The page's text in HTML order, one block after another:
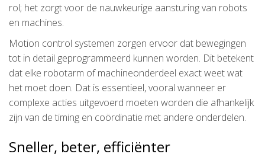
rol; het zorgt voor de nauwkeurige aansturing van robots
en machines.
Motion control systemen zorgen ervoor dat bewegingen
tot in detail geprogrammeerd kunnen worden. Dit betekent
dat elke robotarm of machineonderdeel exact weet wat
het moet doen. Dat is essentieel, vooral wanneer er
complexe acties uitgevoerd moeten worden die afhankelijk
zijn van de timing en coördinatie met andere onderdelen.
Sneller, beter, efficiënter